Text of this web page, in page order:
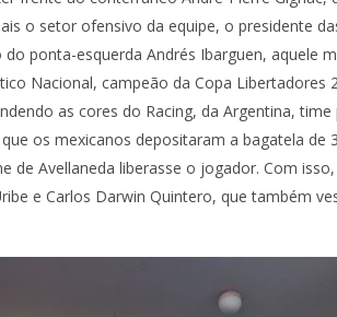
o setor ofensivo da equipe, o presidente
ponta-esquerda Andrés Ibarguen, aquele
Nacional, campeão da Copa Libertadores
as cores do Racing, da Argentina,
os mexicanos depositaram a bagatela de
de Avellaneda liberasse o jogador. Com
e Carlos Darwin Quintero, que também